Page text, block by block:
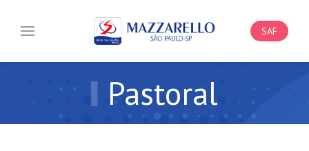
SAF
Pastoral